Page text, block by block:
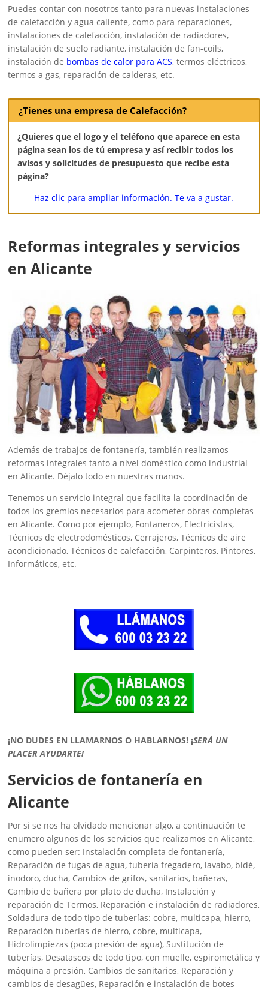
Puedes contar con nosotros tanto para nuevas instalaciones
de calefacción y agua caliente, como para reparaciones,
instalaciones de calefacción, instalación de radiadores,
instalación de suelo radiante, instalación de fan-coils,
instalación de bombas de calor para ACS, termos eléctricos,
termos a gas, reparación de calderas, etc.
¿Tienes una empresa de Calefacción?
¿Quieres que el logo y el teléfono que aparece en esta
página sean los de tú empresa y así recibir todos los
avisos y solicitudes de presupuesto que recibe esta
página?
Haz clic para ampliar información. Te va a gustar.
Reformas integrales y servicios
en Alicante
Además de trabajos de fontanería, también realizamos
reformas integrales tanto a nivel doméstico como industrial
en Alicante. Déjalo todo en nuestras manos.
Tenemos un servicio integral que facilita la coordinación de
todos los gremios necesarios para acometer obras completas
en Alicante. Como por ejemplo, Fontaneros, Electricistas,
Técnicos de electrodomésticos, Cerrajeros, Técnicos de aire
acondicionado, Técnicos de calefacción, Carpinteros, Pintores,
Informáticos, etc.
¡NO DUDES EN LLAMARNOS O HABLARNOS! ¡SERÁ UN
PLACER AYUDARTE!
Servicios de fontanería en
Alicante
Por si se nos ha olvidado mencionar algo, a continuación te
enumero algunos de los servicios que realizamos en Alicante,
como pueden ser: Instalación completa de fontanería,
Reparación de fugas de agua, tubería fregadero, lavabo, bidé,
inodoro, ducha, Cambios de grifos, sanitarios, bañeras,
Cambio de bañera por plato de ducha, Instalación y
reparación de Termos, Reparación e instalación de radiadores,
Soldadura de todo tipo de tuberías: cobre, multicapa, hierro,
Reparación tuberías de hierro, cobre, multicapa,
Hidrolimpiezas (poca presión de agua), Sustitución de
tuberías, Desatascos de todo tipo, con muelle, espirometálica y
máquina a presión, Cambios de sanitarios, Reparación y
cambios de desagües, Reparación e instalación de botes